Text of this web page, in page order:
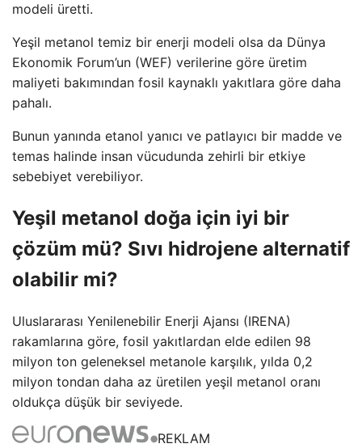
modeli üretti.
Yeşil metanol temiz bir enerji modeli olsa da Dünya
Ekonomik Forum’un (WEF) verilerine göre üretim
maliyeti bakımından fosil kaynaklı yakıtlara göre daha
pahalı.
Bunun yanında etanol yanıcı ve patlayıcı bir madde ve
temas halinde insan vücudunda zehirli bir etkiye
sebebiyet verebiliyor.
Yeşil metanol doğa için iyi bir
çözüm mü? Sıvı hidrojene alternatif
olabilir mi?
Uluslararası Yenilenebilir Enerji Ajansı (IRENA)
rakamlarına göre, fosil yakıtlardan elde edilen 98
milyon ton geleneksel metanole karşılık, yılda 0,2
milyon tondan daha az üretilen yeşil metanol oranı
oldukça düşük bir seviyede.
REKLAM